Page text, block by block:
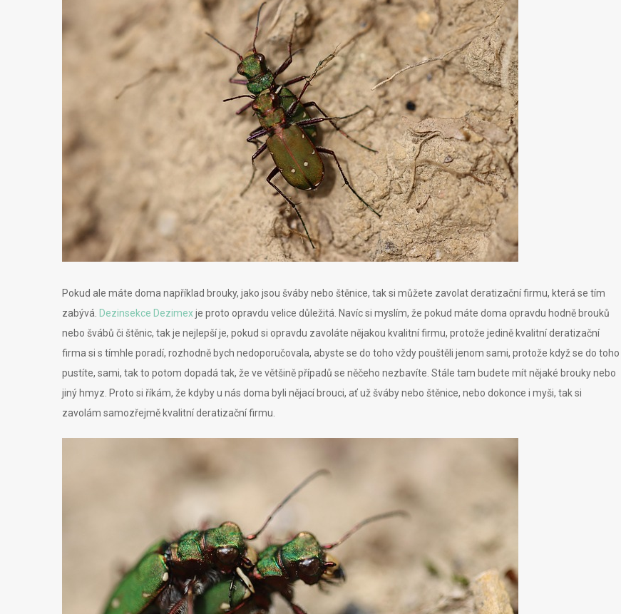
Pokud ale máte doma například brouky, jako jsou šváby nebo štěnice, tak si můžete zavolat deratizační firmu, která se tím
zabývá. Dezinsekce Dezimexje proto opravdu velice důležitá. Navíc si myslím, že pokud máte doma opravdu hodně brouků
nebo švábů či štěnic, tak je nejlepší je, pokud si opravdu zavoláte nějakou kvalitní firmu, protože jedině kvalitní deratizační
firma si s tímhle poradí, rozhodně bych nedoporučovala, abyste se do toho vždy pouštěli jenom sami, protože když se do toho
pustíte, sami, tak to potom dopadá tak, že ve většině případů se něčeho nezbavíte. Stále tam budete mít nějaké brouky nebo
jiný hmyz. Proto si říkám, že kdyby u nás doma byli nějací brouci, ať už šváby nebo štěnice, nebo dokonce i myši, tak si
zavolám samozřejmě kvalitní deratizační firmu.